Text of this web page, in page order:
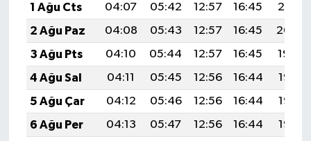
1 Ağu Cts
04:07 05:42 12:57 16:45
20:01
2 Ağu Paz
04:08 05:43 12:57 16:45
20:00
3 Ağu Pts
04:10 05:44 12:57 16:45
19:59
4 Ağu Sal
04:11 05:45 12:56 16:44
19:58
5 Ağu Çar
04:12 05:46 12:56 16:44
19:57
6 Ağu Per
04:13 05:47 12:56 16:44
19:56